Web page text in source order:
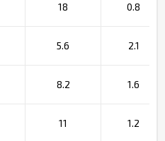
18 0.8
5.6 2.1
8.2 1.6
11 1.2